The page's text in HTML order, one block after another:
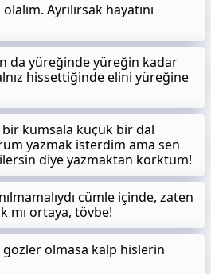
Ayrılırsak hayatını
da yüreğinde yüreğin kadar
hissettiğinde elini yüreğine
bir kumsala küçük bir dal
yazmak isterdim ama sen
diye yazmaktan korktum!
cümle içinde, zaten
mı ortaya, tövbe!
gözler olmasa kalp hislerin